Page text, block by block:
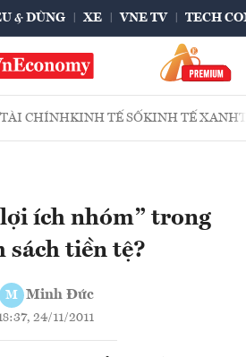
& DÙNG XE VNE TV TECH
TÀI CHÍNHKINH TẾ SỐKINH TẾ XANH
ích nhóm” trong
sách tiền tệ?
M Minh Đức
24/11/2011